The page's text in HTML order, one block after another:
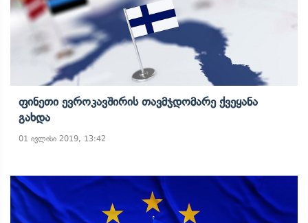
Ფინეთი Ევროკავშირის Თავმჯდომარე Ქვეყანა
Გახდა
01 ივლისი 2019, 13:42